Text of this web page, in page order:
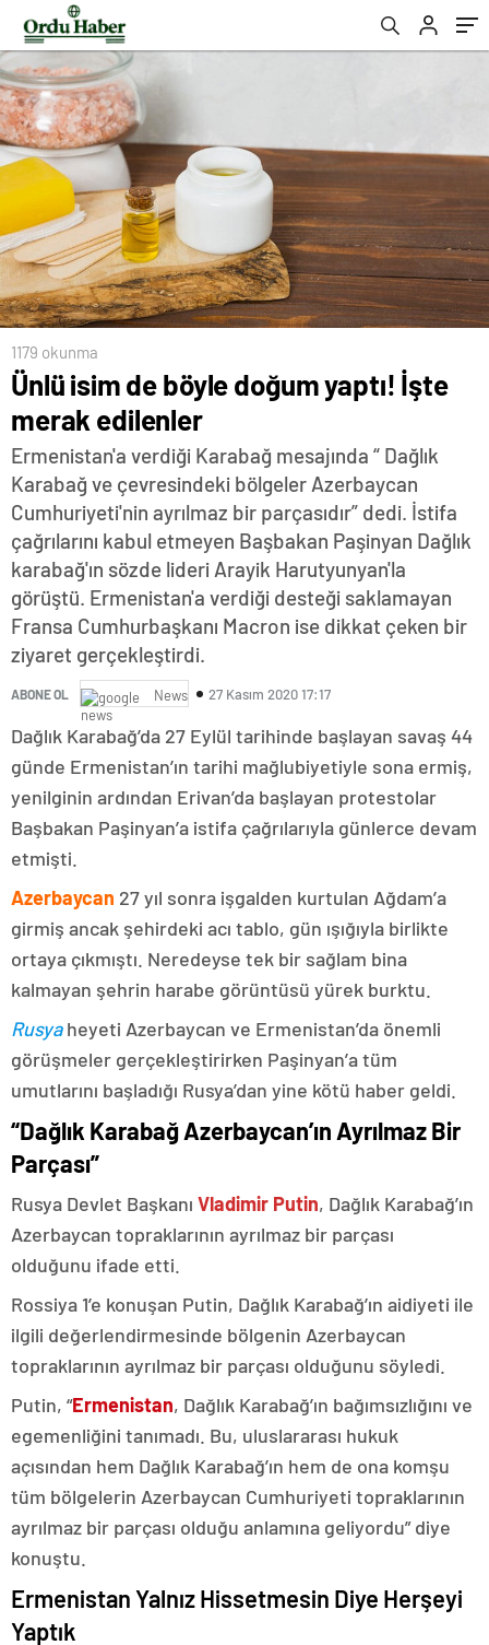
1179 okunma
Ünlü isim de böyle doğum yaptı! İşte
merak edilenler
Ermenistan'a verdiği Karabağ mesajında “ Dağlık
Karabağ ve çevresindeki bölgeler Azerbaycan
Cumhuriyeti'nin ayrılmaz bir parçasıdır” dedi. İstifa
çağrılarını kabul etmeyen Başbakan Paşinyan Dağlık
karabağ'ın sözde lideri Arayik Harutyunyan'la
görüştü. Ermenistan'a verdiği desteği saklamayan
Fransa Cumhurbaşkanı Macron ise dikkat çeken bir
ziyaret gerçekleştirdi.
ABONE OL News 27 Kasım 2020 17:17
Dağlık Karabağ’da 27 Eylül tarihinde başlayan savaş 44
günde Ermenistan’ın tarihi mağlubiyetiyle sona ermiş,
yenilginin ardından Erivan’da başlayan protestolar
Başbakan Paşinyan’a istifa çağrılarıyla günlerce devam
etmişti.
Azerbaycan 27 yıl sonra işgalden kurtulan Ağdam’a
girmiş ancak şehirdeki acı tablo, gün ışığıyla birlikte
ortaya çıkmıştı. Neredeyse tek bir sağlam bina
kalmayan şehrin harabe görüntüsü yürek burktu.
Rusyaheyeti Azerbaycan ve Ermenistan’da önemli
görüşmeler gerçekleştirirken Paşinyan’a tüm
umutlarını başladığı Rusya’dan yine kötü haber geldi.
“Dağlık Karabağ Azerbaycan’ın Ayrılmaz Bir
Parçası”
Rusya Devlet Başkanı Vladimir Putin, Dağlık Karabağ’ın
Azerbaycan topraklarının ayrılmaz bir parçası
olduğunu ifade etti.
Rossiya 1’e konuşan Putin, Dağlık Karabağ’ın aidiyeti ile
ilgili değerlendirmesinde bölgenin Azerbaycan
topraklarının ayrılmaz bir parçası olduğunu söyledi.
Putin, “Ermenistan, Dağlık Karabağ’ın bağımsızlığını ve
egemenliğini tanımadı. Bu, uluslararası hukuk
açısından hem Dağlık Karabağ’ın hem de ona komşu
tüm bölgelerin Azerbaycan Cumhuriyeti topraklarının
ayrılmaz bir parçası olduğu anlamına geliyordu” diye
konuştu.
Ermenistan Yalnız Hissetmesin Diye Herşeyi
Yaptık